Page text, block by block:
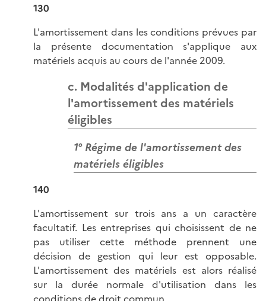
130
L'amortissement dans les conditions prévues par
la présente documentation s'applique aux
matériels acquis au cours de l'année 2009.
c. Modalités d'application de
l'amortissement des matériels
éligibles
1° Régime de l'amortissement des
matériels éligibles
140
L'amortissement sur trois ans a un caractère
facultatif. Les entreprises qui choisissent de ne
pas utiliser cette méthode prennent une
décision de gestion qui leur est opposable.
L'amortissement des matériels est alors réalisé
sur la durée normale d'utilisation dans les